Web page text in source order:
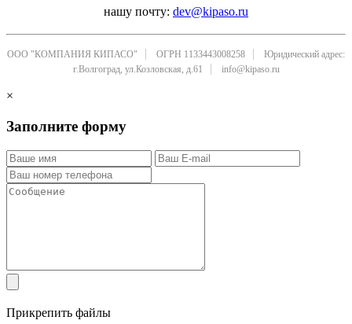
нашу почту: dev@kipaso.ru
ООО "КОМПАНИЯ КИПАСО" ОГРН 1133443008258
Юридический адрес:
г.Волгоград, ул.Козловская, д.61
info@kipaso.ru
×
Заполните форму
Прикрепить файлы